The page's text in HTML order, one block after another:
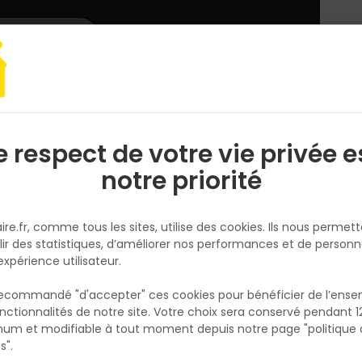
Mail : comptabilite@h-b-m.fr
CONDITIONS GENERALES DE VENTE - PROFESSIONNELS
vente constituent, conformément à l'article L 441-1 du
respect de votre vie privée
notre priorité
comme tous les sites, utilise des cookies. Ils nous
des statistiques, d’améliorer nos performances et de
utilisateur.
"d'accepter" ces cookies pour bénéficier de
de notre site. Votre choix sera conservé pendant
et modifiable à tout moment depuis notre page "politique